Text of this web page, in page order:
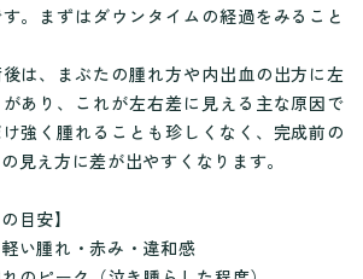
。まずはダウンタイムの経過をみること
は、まぶたの腫れ方や内出血の出方に左
あり、これが左右差に見える主な原因で
強く腫れることも珍しくなく、完成前の
見え方に差が出やすくなります。
目安】
い腫れ・赤み・違和感